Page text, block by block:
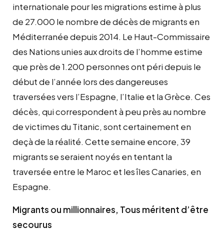
internationale pour les migrations estime à plus
de 27.000 le nombre de décès de migrants en
Méditerranée depuis 2014. Le Haut-Commissaire
des Nations unies aux droits de l’homme estime
que près de 1.200 personnes ont péri depuis le
début de l’année lors des dangereuses
traversées vers l’Espagne, l’Italie et la Grèce. Ces
décès, qui correspondent à peu près au nombre
de victimes du Titanic, sont certainement en
deçà de la réalité. Cette semaine encore, 39
migrants se seraient noyés en tentant la
traversée entre le Maroc et les îles Canaries, en
Espagne.
Migrants ou millionnaires, Tous méritent d’être
secourus